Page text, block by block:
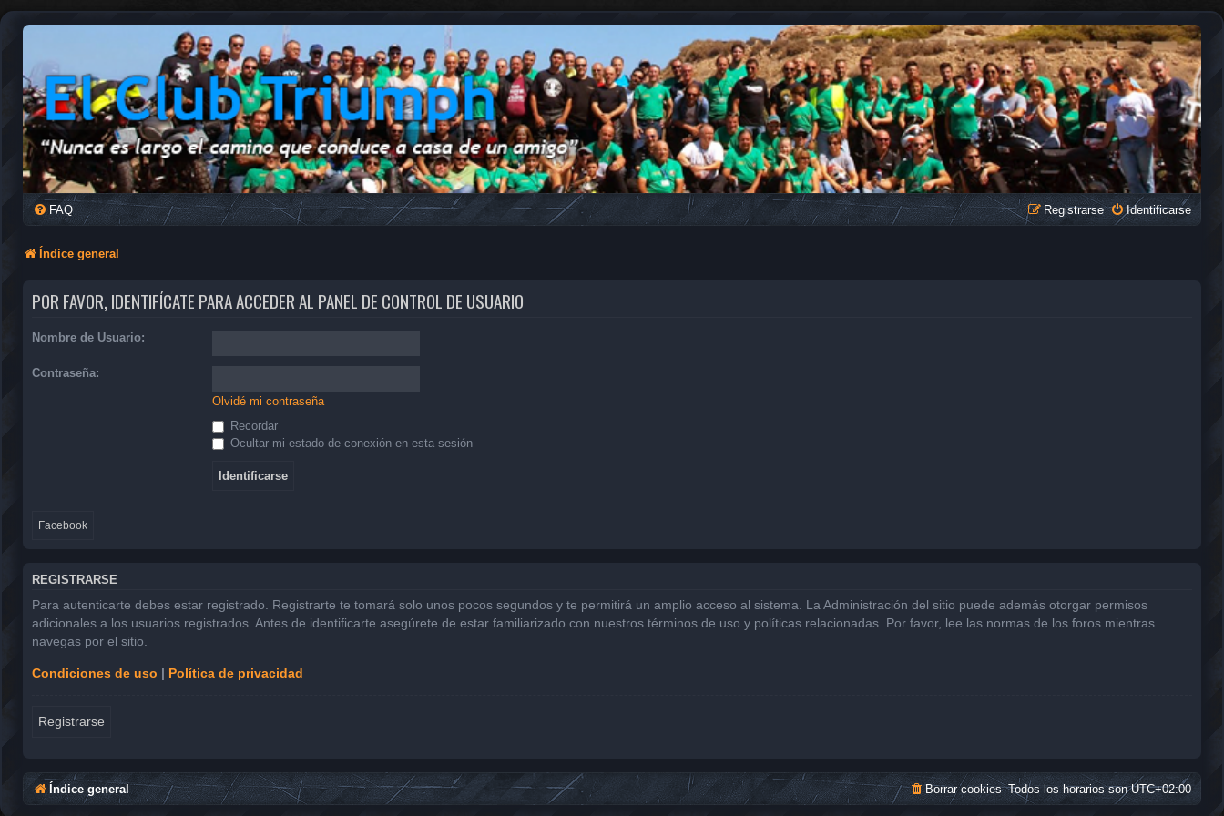
FAQ Identificarse
Registrarse
Índice general
POR FAVOR, IDENTIFÍCATE PARA ACCEDER AL PANEL DE CONTROL DE USUARIO
Nombre de Usuario:
Contraseña:
Olvidé mi contraseña
Recordar
Ocultar mi estado de conexión en esta sesión
Facebook
REGISTRARSE
Para autenticarte debes estar registrado. Registrarte te tomará solo unos pocos segundos y te permitirá un amplio acceso al sistema. La Administración del sitio puede además otorgar permisos
adicionales a los usuarios registrados. Antes de identificarte asegúrete de estar familiarizado con nuestros términos de uso y políticas relacionadas. Por favor, lee las normas de los foros mientras
navegas por el sitio.
Condiciones de uso | Política de privacidad
Registrarse
Índice general Todos los horarios sonUTC+02:00
Borrar cookies